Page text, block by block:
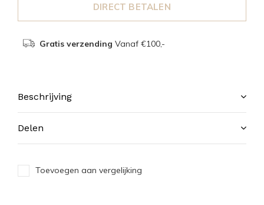
DIRECT BETALEN
Gratis verzending Vanaf €100,-
Beschrijving
Delen
Toevoegen aan vergelijking